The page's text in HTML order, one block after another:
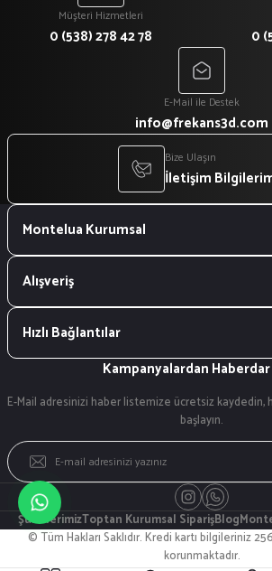
Müşteri Hizmetleri
0 (538) 278 42 78 0
E-Mail ile Destek
info@frekans3d.com
Bize Ulaşın
İletişim
Montelua Kurumsal
Alışveriş
Hızlı Bağlantılar
Kampanyalardan
E-Mail adresinizi haber listemize ücretsiz
başlayın.
ŞubelerimizToptan Kurumsal SiparişBlog
© Tüm Hakları Saklıdır. Kredi kartı bilgileriniz
korunmaktadır.